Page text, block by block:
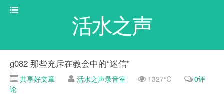
活水之声
g082 那些充斥在教会中的“迷信”
共享好文章 活水之声录音室 1327℃
0评
论